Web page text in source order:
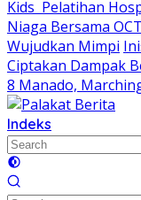
Kids Pelatihan
Niaga Bersama
Wujudkan Mimpi
Ciptakan Dampak
8 Manado,
Indeks